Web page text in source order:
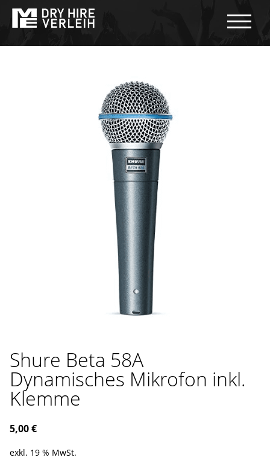
Shure Beta 58A
Dynamisches Mikrofon inkl.
Klemme
5,00€
exkl. 19 % MwSt.